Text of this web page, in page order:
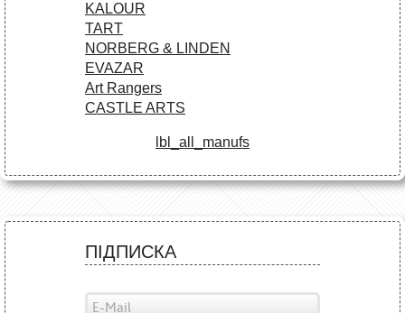
KALOUR
TART
NORBERG & LINDEN
EVAZAR
Art Rangers
CASTLE ARTS
lbl_all_manufs
ПІДПИСКА